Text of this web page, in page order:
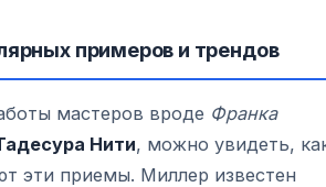
примеров и трендов
мастеров вроде Франка
Нити, можно увидеть,
эти приемы. Миллер известен